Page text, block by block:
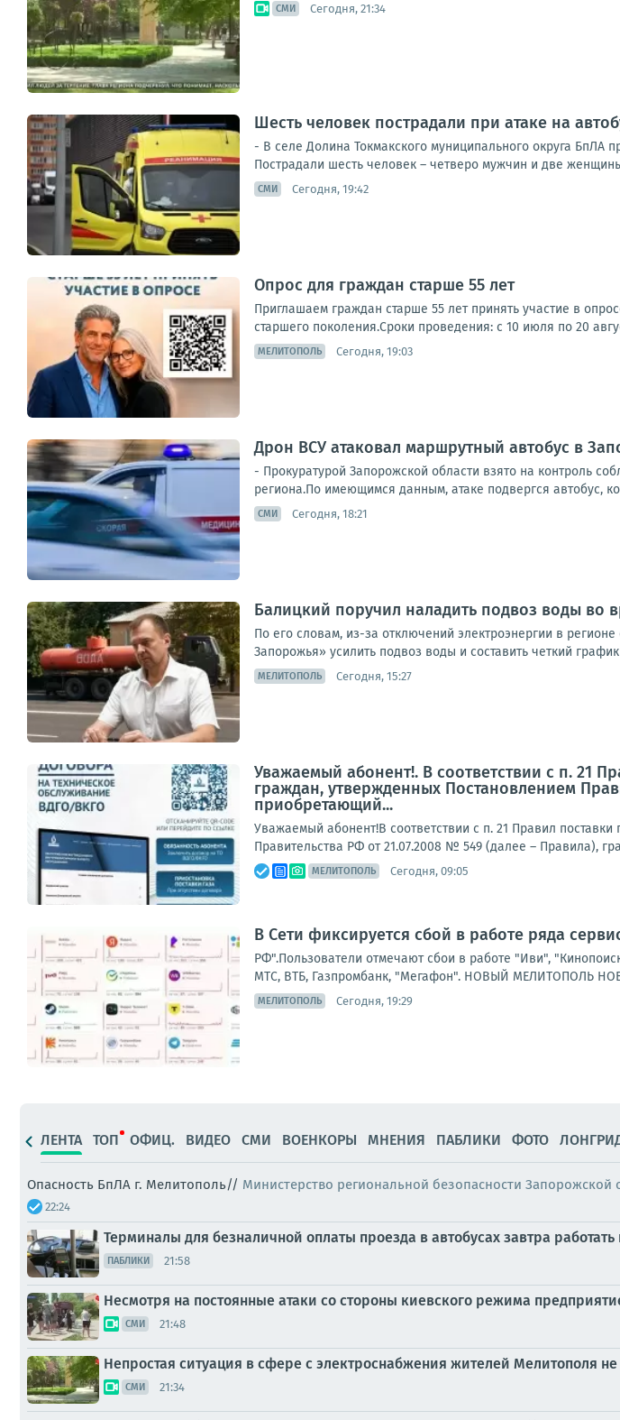
СМИ Сегодня, 21:34
Шесть человек пострадали при атаке на
- В селе Долина Токмакского муниципального округа БпЛА
Пострадали шесть человек – четверо мужчин и две
СМИ Сегодня, 19:42
Опрос для граждан старше 55 лет
Приглашаем граждан старше 55 лет принять участие в
старшего поколения.Сроки проведения: с 10 июля по 20
МЕЛИТОПОЛЬ Сегодня, 19:03
Дрон ВСУ атаковал маршрутный автобус в
- Прокуратурой Запорожской области взято на контроль
региона.По имеющимся данным, атаке подвергся автобус,
СМИ Сегодня, 18:21
Балицкий поручил наладить подвоз воды во
По его словам, из-за отключений электроэнергии в
Запорожья» усилить подвоз воды и составить четкий
МЕЛИТОПОЛЬ Сегодня, 15:27
Уважаемый абонент!. В соответствии с п. 21
граждан, утвержденных Постановлением
приобретающий...
Уважаемый абонент!В соответствии с п. 21 Правил
Правительства РФ от 21.07.2008 № 549 (далее – Правила),
МЕЛИТОПОЛЬ Сегодня, 09:05
В Сети фиксируется сбой в работе ряда
РФ".Пользователи отмечают сбои в работе "Иви",
МТС, ВТБ, Газпромбанк, "Мегафон". НОВЫЙ МЕЛИТОПОЛЬ
МЕЛИТОПОЛЬ Сегодня, 19:29
ЛЕНТА ТОП ОФИЦ. ВИДЕО СМИ ВОЕНКОРЫ МНЕНИЯ ПАБЛИКИ ФОТО
Опасность БпЛА г. Мелитополь// Министерство региональной безопасности Запорожской
22:24
Терминалы для безналичной оплаты проезда в автобусах завтра работать
ПАБЛИКИ 21:58
Несмотря на постоянные атаки со стороны киевского режима
СМИ 21:48
Непростая ситуация в сфере с электроснабжения жителей Мелитополя не
СМИ 21:34